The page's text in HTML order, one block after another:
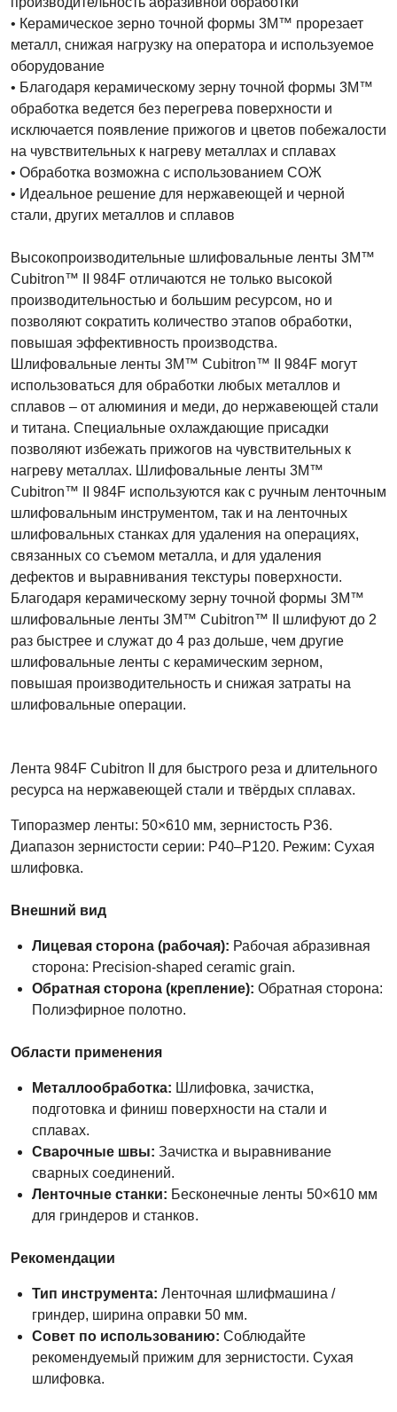
• Керамическое зерно точной формы 3M™ прорезает
металл, снижая нагрузку на оператора и используемое
оборудование
• Благодаря керамическому зерну точной формы 3M™
обработка ведется без перегрева поверхности и
исключается появление прижогов и цветов побежалости
на чувствительных к нагреву металлах и сплавах
• Обработка возможна с использованием СОЖ
• Идеальное решение для нержавеющей и черной
стали, других металлов и сплавов
Высокопроизводительные шлифовальные ленты 3M™
Cubitron™ II 984F отличаются не только высокой
производительностью и большим ресурсом, но и
позволяют сократить количество этапов обработки,
повышая эффективность производства.
Шлифовальные ленты 3M™ Cubitron™ II 984F могут
использоваться для обработки любых металлов и
сплавов – от алюминия и меди, до нержавеющей стали
и титана. Специальные охлаждающие присадки
позволяют избежать прижогов на чувствительных к
нагреву металлах. Шлифовальные ленты 3M™
Cubitron™ II 984F используются как с ручным ленточным
шлифовальным инструментом, так и на ленточных
шлифовальных станках для удаления на операциях,
связанных со съемом металла, и для удаления
дефектов и выравнивания текстуры поверхности.
Благодаря керамическому зерну точной формы 3M™
шлифовальные ленты 3M™ Cubitron™ II шлифуют до 2
раз быстрее и служат до 4 раз дольше, чем другие
шлифовальные ленты с керамическим зерном,
повышая производительность и снижая затраты на
шлифовальные операции.
Лента 984F Cubitron II для быстрого реза и длительного
ресурса на нержавеющей стали и твёрдых сплавах.
Типоразмер ленты: 50×610 мм, зернистость P36.
Диапазон зернистости серии: P40–P120. Режим: Сухая
шлифовка.
Внешний вид
Лицевая сторона (рабочая): Рабочая абразивная
сторона: Precision-shaped ceramic grain.
Обратная сторона (крепление): Обратная сторона:
Полиэфирное полотно.
Области применения
Металлообработка: Шлифовка, зачистка,
подготовка и финиш поверхности на стали и
сплавах.
Сварочные швы: Зачистка и выравнивание
сварных соединений.
Ленточные станки: Бесконечные ленты 50×610 мм
для гриндеров и станков.
Рекомендации
Тип инструмента: Ленточная шлифмашина /
гриндер, ширина оправки 50 мм.
Совет по использованию: Соблюдайте
рекомендуемый прижим для зернистости. Сухая
шлифовка.